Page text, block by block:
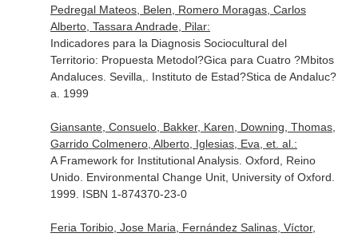
Pedregal Mateos, Belen, Romero Moragas, Carlos
Alberto, Tassara Andrade, Pilar:
Indicadores para la Diagnosis Sociocultural del
Territorio: Propuesta Metodol?Gica para Cuatro ?Mbitos
Andaluces. Sevilla,. Instituto de Estad?Stica de Andaluc?
a. 1999
Giansante, Consuelo, Bakker, Karen, Downing, Thomas,
Garrido Colmenero, Alberto, Iglesias, Eva, et. al.:
A Framework for Institutional Analysis. Oxford, Reino
Unido. Environmental Change Unit, University of Oxford.
1999. ISBN 1-874370-23-0
Feria Toribio, Jose Maria, Fernández Salinas, Víctor,